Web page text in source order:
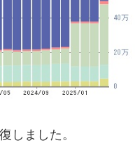
しました。